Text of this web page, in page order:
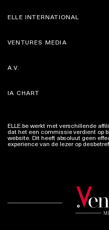
ELLE INTERNATIONAL
VENTURES MEDIA
A.V.
IA CHART
ELLE.be werkt met verschillende
dat het een commissie verdient op
website. Dit heeft absoluut geen
experience van de lezer op